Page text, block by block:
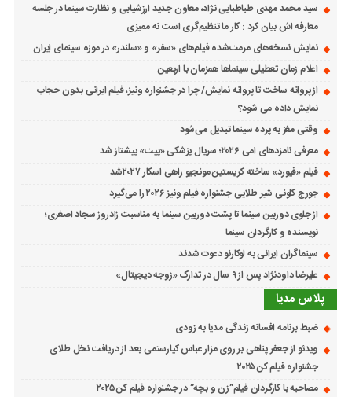
سید محمد مهدی طباطبایی نژاد، معاون جدید ارزشیابی و نظارت سینما در جلسه
معارفه اش بیان کرد : کار ما تنظیم‌گری است نه ممیزی
نمایش نسخه‌های مرمت‌شده فیلم‌های «سفر» و «سلندر» در موزه سینمای ایران
اعلام زمان تعطیلی سینماها همزمان با اربعین
از پروانه ساخت تا پروانه نمایش/ چرا در جشنواره ونیز، فیلم ایرانی بدون حجاب
نمایش داده می شود؟
وقتی مغز به پرده سینما تبدیل می‌شود
معرفی نامزدهای امی ۲۰۲۶؛ سریال پزشکی «پیت» پیشتاز شد
فیلم «فیورد» ساخته کریستین مونجیو راهی اسکار ۲۰۲۷شد
جورج کلونی شیر طلایی جشنواره فیلم ونیز ۲۰۲۶ را می‌گیرد
از جلوی دوربین سینما تا پشت دوربین سینما به مناسبت زادروز سجاد اصغری؛
نویسنده و کارگردان سینما
سینماگران ایرانی به لوکارنو دعوت شدند
علیرضا داودنژاد پس از ۹ سال در تدارک «زوجه دیجیتال»
پلاس مدیا
ضبط برنامه افسانه زندگی مدیا به زودی
ویدئو از جعفر پناهی بر روی مزار عباس کیارستمی بعد از دریافت نخل طلای
جشنواره فیلم کن ۲۰۲۵
مصاحبه با کارگردان فیلم”زن و بچه” در جشنواره فیلم کن ۲۰۲۵